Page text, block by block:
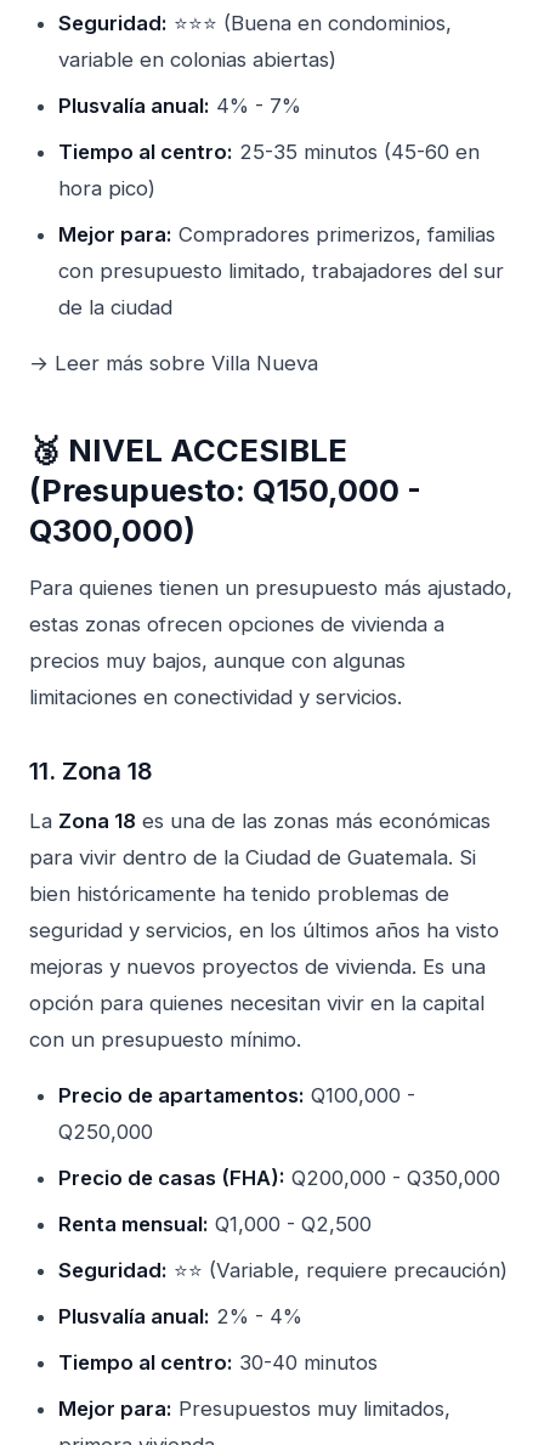
Seguridad: ⭐⭐⭐ (Buena en condominios,
variable en colonias abiertas)
Plusvalía anual: 4% - 7%
Tiempo al centro: 25-35 minutos (45-60 en
hora pico)
Mejor para: Compradores primerizos, familias
con presupuesto limitado, trabajadores del sur
de la ciudad
→ Leer más sobre Villa Nueva
🥉 NIVEL ACCESIBLE
(Presupuesto: Q150,000 -
Q300,000)
Para quienes tienen un presupuesto más ajustado,
estas zonas ofrecen opciones de vivienda a
precios muy bajos, aunque con algunas
limitaciones en conectividad y servicios.
11. Zona 18
La Zona 18 es una de las zonas más económicas
para vivir dentro de la Ciudad de Guatemala. Si
bien históricamente ha tenido problemas de
seguridad y servicios, en los últimos años ha visto
mejoras y nuevos proyectos de vivienda. Es una
opción para quienes necesitan vivir en la capital
con un presupuesto mínimo.
Precio de apartamentos: Q100,000 -
Q250,000
Precio de casas (FHA): Q200,000 - Q350,000
Renta mensual: Q1,000 - Q2,500
Seguridad: ⭐⭐ (Variable, requiere precaución)
Plusvalía anual: 2% - 4%
Tiempo al centro: 30-40 minutos
Mejor para: Presupuestos muy limitados,